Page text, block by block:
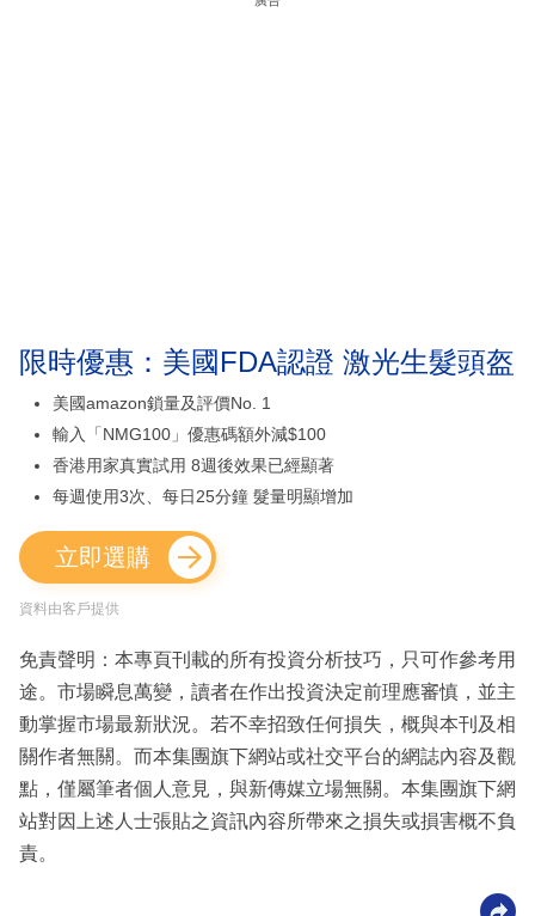
限時優惠：美國FDA認證 激光生髮頭盔
美國amazon鎖量及評價No. 1
輸入「NMG100」優惠碼額外減$100
香港用家真實試用 8週後效果已經顯著
每週使用3次、每日25分鐘 髮量明顯增加
立即選購
資料由客戶提供
免責聲明：本專頁刊載的所有投資分析技巧，只可作參考用
途。市場瞬息萬變，讀者在作出投資決定前理應審慎，並主
動掌握市場最新狀況。若不幸招致任何損失，概與本刊及相
關作者無關。而本集團旗下網站或社交平台的網誌內容及觀
點，僅屬筆者個人意見，與新傳媒立場無關。本集團旗下網
站對因上述人士張貼之資訊內容所帶來之損失或損害概不負
責。